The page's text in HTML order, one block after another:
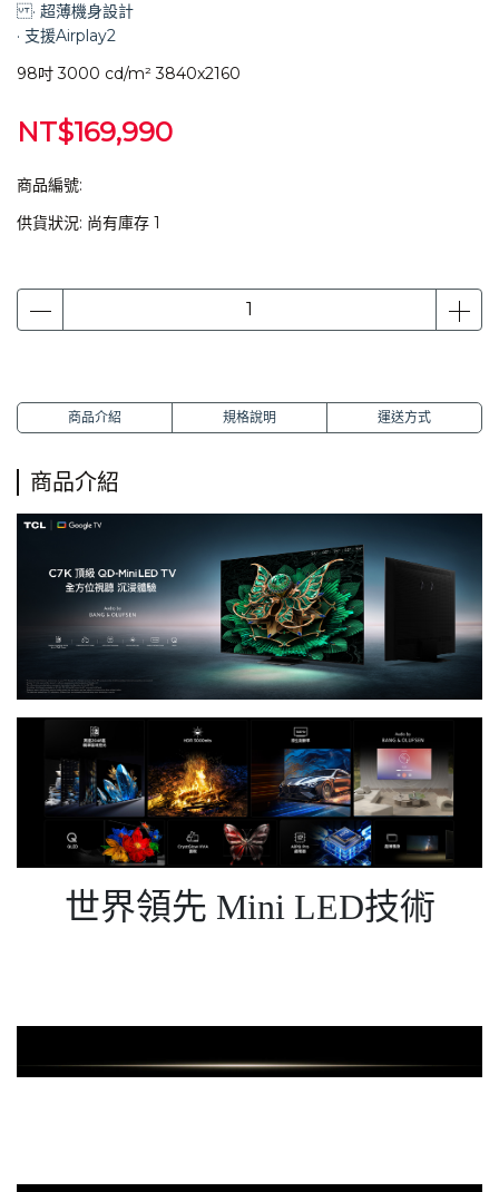
· 超薄機身設計
· 支援Airplay2
98吋 3000 cd/m² 3840x2160
NT$169,990
商品編號:
供貨狀況: 尚有庫存 1
商品介紹 規格說明 運送方式
商品介紹
世界領先 Mini LED技術